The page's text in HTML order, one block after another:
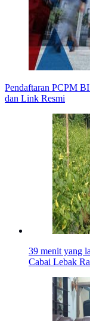
Pendaftaran PCPM
dan Link Resmi
39 menit yang
Cabai Lebak